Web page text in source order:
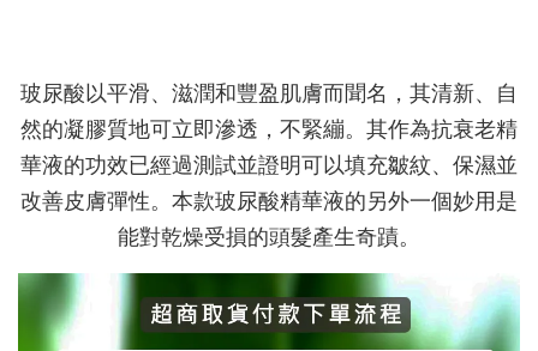
玻尿酸以平滑、滋潤和豐盈肌膚而聞名，其清新、自
然的凝膠質地可立即滲透，不緊繃。其作為抗衰老精
華液的功效已經過測試並證明可以填充皺紋、保濕並
改善皮膚彈性。本款玻尿酸精華液的另外一個妙用是
能對乾燥受損的頭髮產生奇蹟。